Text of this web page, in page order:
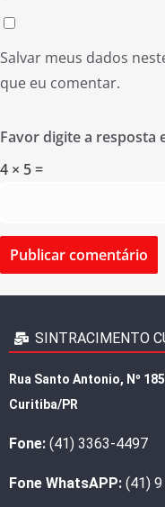
Salvar meus dados
que eu comentar.
Favor digite a resposta
4 × 5 =
SINTRACIMENTO
Rua Santo Antonio, Nº
Curitiba/PR
Fone: (41) 3363-4497
Fone WhatsAPP: (41)